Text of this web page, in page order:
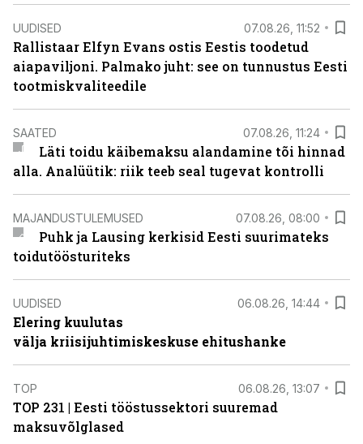
UUDISED 07.08.26, 11:52
Rallistaar Elfyn Evans ostis Eestis toodetud
aiapaviljoni. Palmako juht: see on tunnustus Eesti
tootmiskvaliteedile
SAATED 07.08.26, 11:24
Läti toidu käibemaksu alandamine tõi hinnad
alla. Analüütik: riik teeb seal tugevat kontrolli
MAJANDUSTULEMUSED 07.08.26, 08:00
Puhk ja Lausing kerkisid Eesti suurimateks
toidutöösturiteks
UUDISED 06.08.26, 14:44
Elering kuulutas
välja kriisijuhtimiskeskuse ehitushanke
TOP 06.08.26, 13:07
TOP 231 | Eesti tööstussektori suuremad
maksuvõlglased